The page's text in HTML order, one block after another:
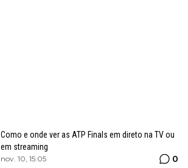
Como e onde ver as ATP Finals em direto na TV ou
em streaming
nov. 10, 15:05 0